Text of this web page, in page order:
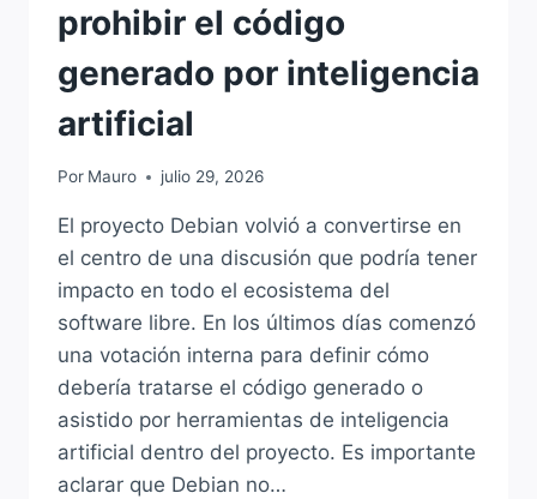
prohibir el código
generado por inteligencia
artificial
Por Mauro julio 29, 2026
El proyecto Debian volvió a convertirse en
el centro de una discusión que podría tener
impacto en todo el ecosistema del
software libre. En los últimos días comenzó
una votación interna para definir cómo
debería tratarse el código generado o
asistido por herramientas de inteligencia
artificial dentro del proyecto. Es importante
aclarar que Debian no…